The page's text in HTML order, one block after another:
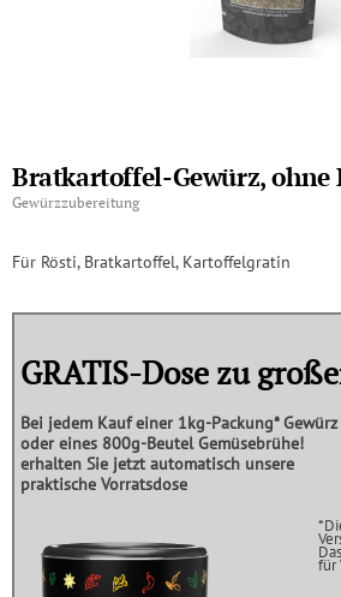
Bratkartoffel-Gewürz, ohne
Gewürzzubereitung
Für Rösti, Bratkartoffel, Kartoffelgratin
GRATIS-Dose zu
Bei jedem Kauf einer 1kg-Packung*Gewürz
oder eines 800g-Beutel Gemüsebrühe!
erhalten Sie jetzt automatisch unsere
praktische Vorratsdose
für